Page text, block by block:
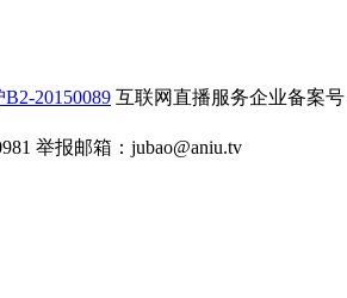
20150089 互联网直播服务企业备案号
举报邮箱： jubao@aniu.tv